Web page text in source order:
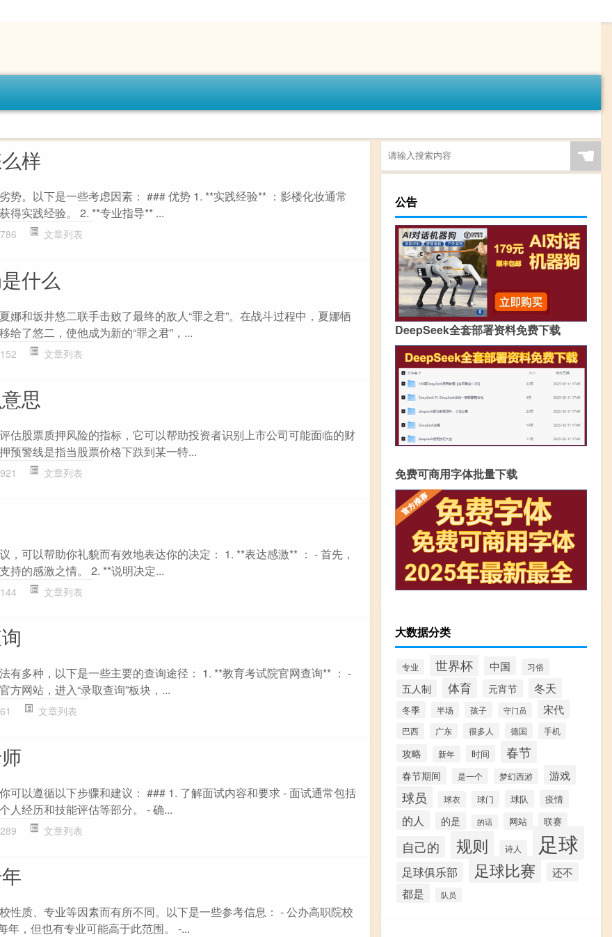
样
势。以下是一些考虑因素： ### 优势 1. **实践经验** ：影楼化妆通常
得实践经验。 2. **专业指导** ...
786 文章列表
什么
娜和坂井悠二联手击败了最终的敌人“罪之君”。在战斗过程中，夏娜牺
给了悠二，使他成为新的“罪之君”，...
152 文章列表
思
估股票质押风险的指标，它可以帮助投资者识别上市公司可能面临的财
预警线是指当股票价格下跌到某一特...
921 文章列表
，可以帮助你礼貌而有效地表达你的决定： 1. **表达感激** ： - 首先，
持的感激之情。 2. **说明决定...
144 文章列表
有多种，以下是一些主要的查询途径： 1. **教育考试院官网查询** ： -
方网站，进入“录取查询”板块，...
61 文章列表
可以遵循以下步骤和建议： ### 1. 了解面试内容和要求 - 面试通常包括
人经历和技能评估等部分。 - 确...
289 文章列表
性质、专业等因素而有所不同。以下是一些参考信息： - 公办高职院校
年，但也有专业可能高于此范围。 -...
☚
公告
DeepSeek全套部署资料免费下载
免费可商用字体批量下载
大数据分类
专业 世界杯 中国 习俗
五人制 体育 元宵节 冬天
冬季 半场 孩子 守门员 宋代
巴西 广东 很多人 德国 手机
攻略 新年 时间 春节
春节期间 是一个 梦幻西游 游戏
球员 球衣 球门 球队 疫情
的人 的是 的话 网站 联赛
自己的 规则 诗人 足球
足球俱乐部 足球比赛 还不
都是 队员